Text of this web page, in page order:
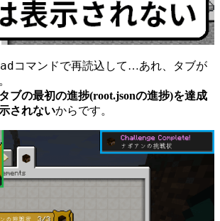
コマンドで再読込して…あれ、タブが
タブの最初の進捗(root.jsonの進捗)を達成
されないからです。